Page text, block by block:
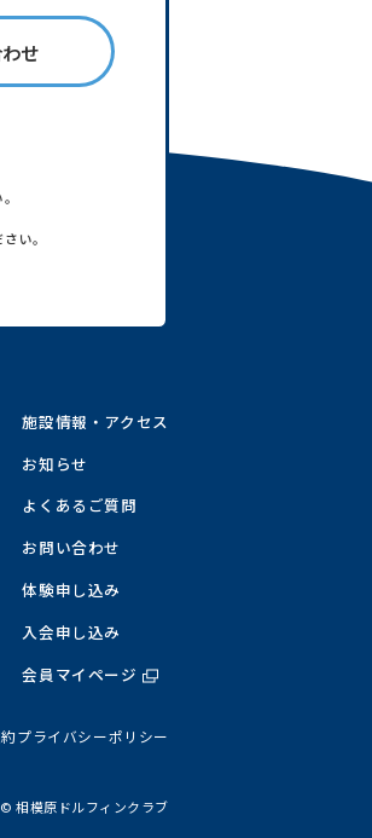
せ
い。
施設情報・アクセス
お知らせ
よくあるご質問
お問い合わせ
体験申し込み
入会申し込み
会員マイページ
プライバシーポリシー
©︎ 相模原ドルフィンクラブ